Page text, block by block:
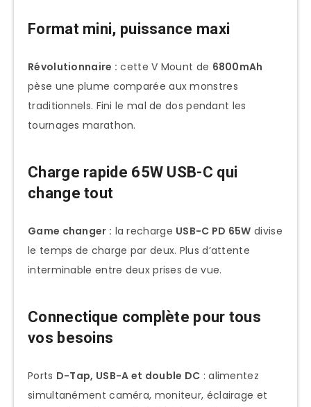
Format mini, puissance maxi
Révolutionnaire : cette V Mount de 6800mAh
pèse une plume comparée aux monstres
traditionnels. Fini le mal de dos pendant les
tournages marathon.
Charge rapide 65W USB-C qui
change tout
Game changer : la recharge USB-C PD 65W divise
le temps de charge par deux. Plus d’attente
interminable entre deux prises de vue.
Connectique complète pour tous
vos besoins
Ports D-Tap, USB-A et double DC : alimentez
simultanément caméra, moniteur, éclairage et